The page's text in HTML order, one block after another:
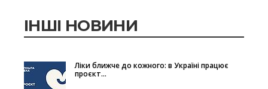
ІНШІ НОВИНИ
Ліки ближче до кожного: в Україні працює
проєкт...